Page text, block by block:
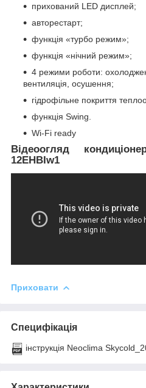
прихований LED дисплей;
авторестарт;
функція «турбо режим»;
функція «нічний режим»;
4 режими роботи:
вентиляція, осушення;
гідрофільне покриття
функція Swing.
Wi-Fi ready
Відеоогляд
12EHBIw1
Приховати
Специфікація
інструкція Neoclima